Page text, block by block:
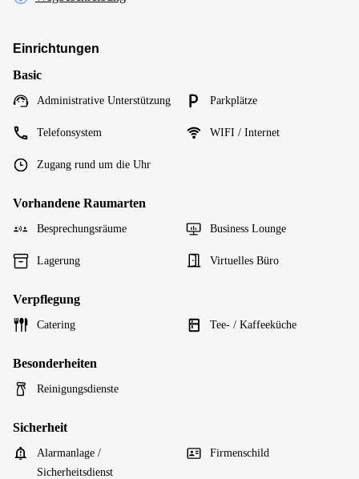
Einrichtungen
Basic
Administrative Unterstützung Parkplätze
Telefonsystem WIFI / Internet
Zugang rund um die Uhr
Vorhandene Raumarten
Besprechungsräume Business Lounge
Lagerung Virtuelles Büro
Verpflegung
Catering Tee- / Kaffeeküche
Besonderheiten
Reinigungsdienste
Sicherheit
Alarmanlage /
Sicherheitsdienst
Firmenschild